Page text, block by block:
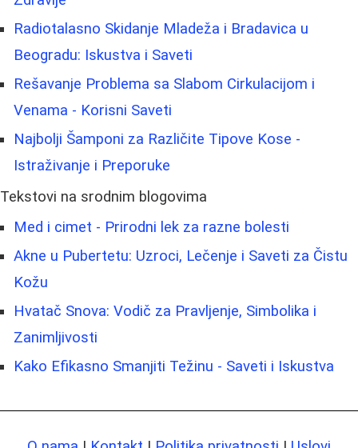
Radiotalasno Skidanje Mladeža i Bradavica u
Beogradu: Iskustva i Saveti
Rešavanje Problema sa Slabom Cirkulacijom i
Venama - Korisni Saveti
Najbolji Šamponi za Različite Tipove Kose -
Istraživanje i Preporuke
Tekstovi na srodnim blogovima
Med i cimet - Prirodni lek za razne bolesti
Akne u Pubertetu: Uzroci, Lečenje i Saveti za Čistu
Kožu
Hvatač Snova: Vodič za Pravljenje, Simbolika i
Zanimljivosti
Kako Efikasno Smanjiti Težinu - Saveti i Iskustva